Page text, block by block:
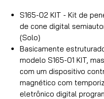
S165-02 KIT - Kit de
de cone digital
(Solo)
Basicamente
modelo S165-01 KIT,
com um dispositivo
magnético com
eletrônico digital